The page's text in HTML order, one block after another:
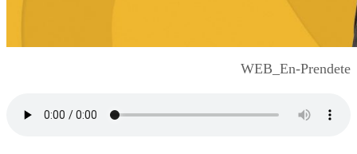
WEB_En-Prendete